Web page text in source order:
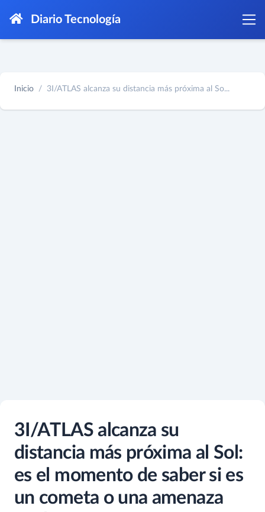
Diario Tecnología
Inicio 3I/ATLAS alcanza su distancia más próxima al So...
3I/ATLAS alcanza su
distancia más próxima al Sol:
es el momento de saber si es
un cometa o una amenaza